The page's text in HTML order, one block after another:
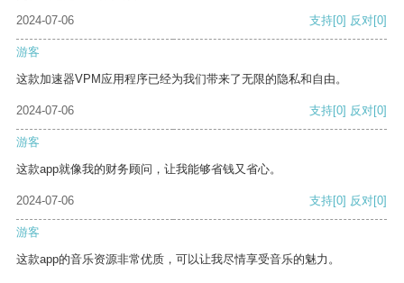
2024-07-06
支持[0] 反对[0]
游客
这款加速器VPM应用程序已经为我们带来了无限的隐私和自由。
2024-07-06 支持[0] 反对[0]
游客
这款app就像我的财务顾问，让我能够省钱又省心。
2024-07-06 支持[0] 反对[0]
游客
这款app的音乐资源非常优质，可以让我尽情享受音乐的魅力。